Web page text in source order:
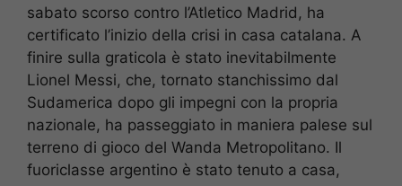
sabato scorso contro l’Atletico Madrid, ha
certificato l’inizio della crisi in casa catalana. A
finire sulla graticola è stato inevitabilmente
Lionel Messi, che, tornato stanchissimo dal
Sudamerica dopo gli impegni con la propria
nazionale, ha passeggiato in maniera palese sul
terreno di gioco del Wanda Metropolitano. Il
fuoriclasse argentino è stato tenuto a casa,